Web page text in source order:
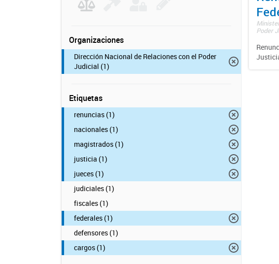
Organizaciones
Dirección Nacional de Relaciones con el Poder
Judicial (1)
Etiquetas
renuncias (1)
nacionales (1)
magistrados (1)
justicia (1)
jueces (1)
judiciales (1)
fiscales (1)
federales (1)
defensores (1)
cargos (1)
Poder